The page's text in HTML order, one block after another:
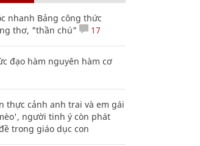
nhanh Bảng công thức
thơ, "thần chú"
17
đạo hàm nguyên hàm cơ
thực cảnh anh trai và em gái
người tinh ý còn phát
trong giáo dục con